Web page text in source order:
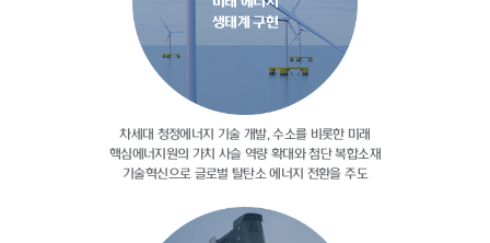
생태계 구현
차세대 청정에너지 기술 개발, 수소를 비롯한 미래
핵심에너지원의 가치 사슬 역량 확대와 첨단 복합소재
기술혁신으로 글로벌 탈탄소 에너지 전환을 주도